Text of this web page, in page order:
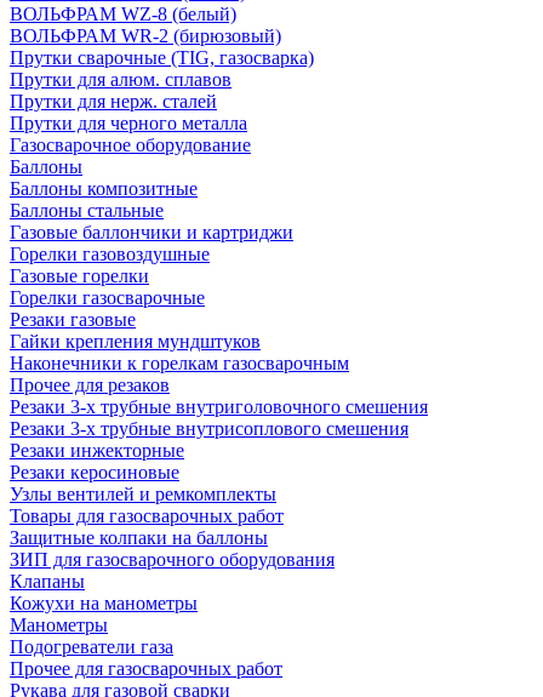
ВОЛЬФРАМ WZ-8 (белый)
ВОЛЬФРАМ WR-2 (бирюзовый)
Прутки сварочные (TIG, газосварка)
Прутки для алюм. сплавов
Прутки для нерж. сталей
Прутки для черного металла
Газосварочное оборудование
Баллоны
Баллоны композитные
Баллоны стальные
Газовые баллончики и картриджи
Горелки газовоздушные
Газовые горелки
Горелки газосварочные
Резаки газовые
Гайки крепления мундштуков
Наконечники к горелкам газосварочным
Прочее для резаков
Резаки 3-х трубные внутриголовочного смешения
Резаки 3-х трубные внутрисоплового смешения
Резаки инжекторные
Резаки керосиновые
Узлы вентилей и ремкомплекты
Товары для газосварочных работ
Защитные колпаки на баллоны
ЗИП для газосварочного оборудования
Клапаны
Кожухи на манометры
Манометры
Подогреватели газа
Прочее для газосварочных работ
Рукава для газовой сварки